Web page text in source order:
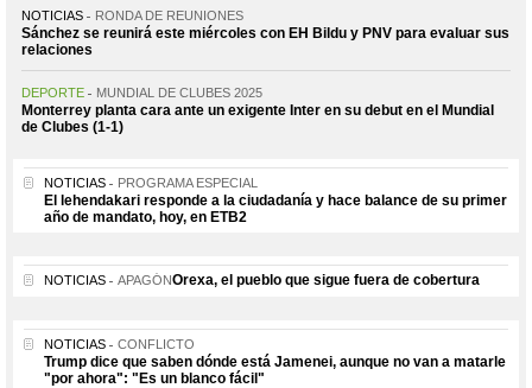
NOTICIAS RONDA DE REUNIONES
Sánchez se reunirá este miércoles con EH Bildu y PNV para evaluar sus
relaciones
DEPORTE MUNDIAL DE CLUBES 2025
Monterrey planta cara ante un exigente Inter en su debut en el Mundial
de Clubes (1-1)
NOTICIAS PROGRAMA ESPECIAL
El lehendakari responde a la ciudadanía y hace balance de su primer
año de mandato, hoy, en ETB2
NOTICIAS APAGÓNOrexa, el pueblo que sigue fuera de cobertura
NOTICIAS CONFLICTO
Trump dice que saben dónde está Jamenei, aunque no van a matarle
"por ahora": "Es un blanco fácil"